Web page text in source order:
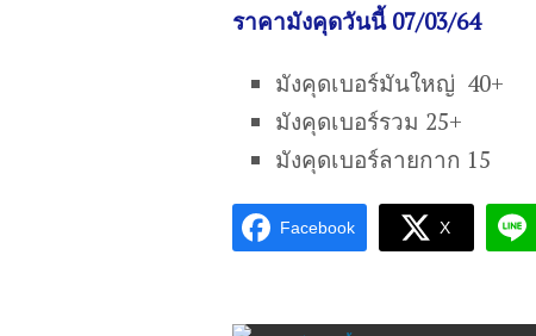
ราคามังคุดวันนี้ 07/03/64
มังคุดเบอร์มันใหญ่ 40+
มังคุดเบอร์รวม 25+
มังคุดเบอร์ลายกาก 15
Facebook X